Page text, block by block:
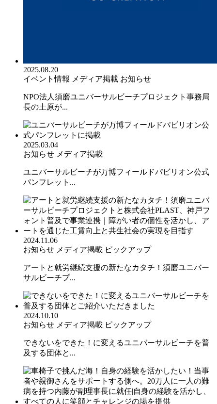
2025.08.20
イベント情報 メディア掲載 お知らせ
NPO法人須磨ユニバーサルビーチプロジェクト事務局
長の土原が...
2025.03.04
お知らせ メディア掲載
ユニバーサルビーチが万博フィールドパビリオン公式
パンフレット...
2024.11.06
お知らせ メディア掲載 ピックアップ
アートと就労継続支援の新たなカタチ！須磨ユニバー
サルビーチプ...
2024.10.10
お知らせ メディア掲載 ピックアップ
できないをできた！に変えるユニバーサルビーチを普
及する団体と...